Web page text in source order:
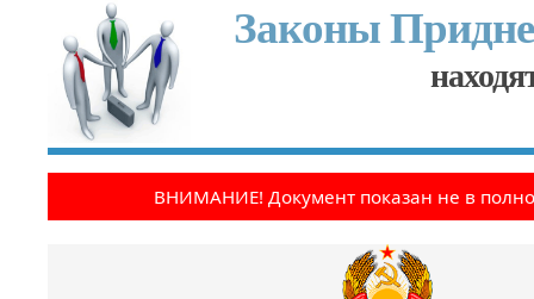
Законы
ВНИМАНИЕ! Документ показан не в